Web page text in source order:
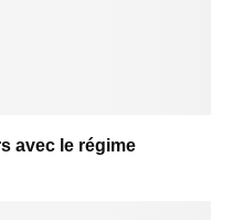
avec le régime